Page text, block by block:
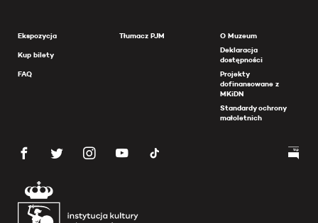
Ekspozycja
Kup bilety
FAQ
Tłumacz PJM
O Muzeum
Deklaracja
dostępności
Projekty
dofinansowane z
MKiDN
Standardy ochrony
małoletnich